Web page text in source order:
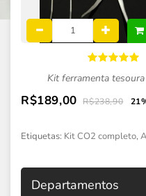
Kit ferramenta
R$189,00 R$238,90
Etiquetas: Kit CO2 completo,
Departamentos